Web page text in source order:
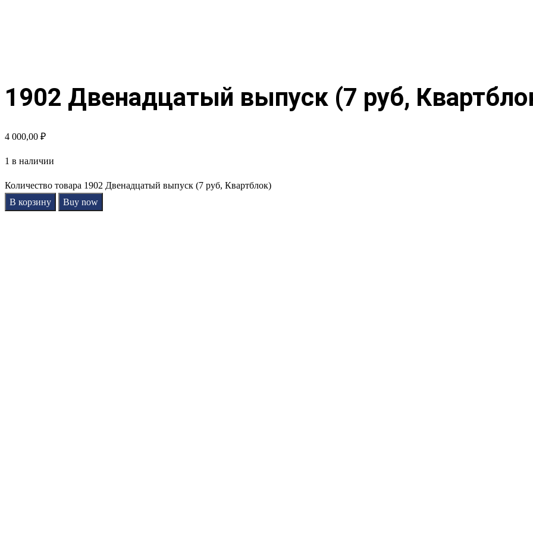
1902 Двенадцатый выпуск (7 руб,
4 000,00 ₽
1 в наличии
Количество товара 1902 Двенадцатый выпуск (7 руб, Квартблок)
В корзину
Buy now